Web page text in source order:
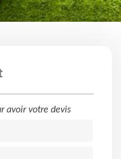
avoir votre devis